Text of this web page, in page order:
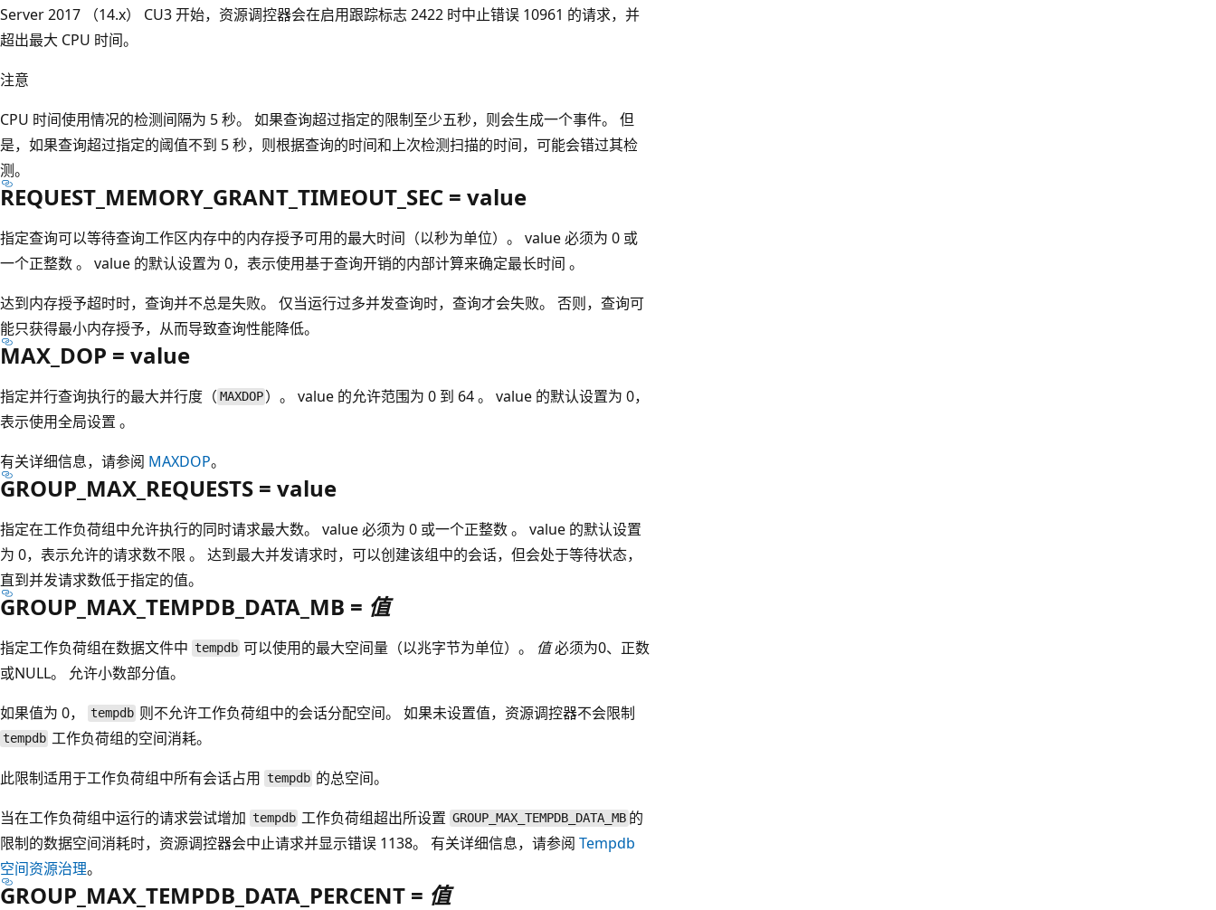
Server 2017 （14.x） CU3 开始，资源调控器会在启用跟踪标志 2422 时中止错误 10961 的请求，并
超出最大 CPU 时间。
注意
CPU 时间使用情况的检测间隔为 5 秒。 如果查询超过指定的限制至少五秒，则会生成一个事件。 但
是，如果查询超过指定的阈值不到 5 秒，则根据查询的时间和上次检测扫描的时间，可能会错过其检
测。
REQUEST_MEMORY_GRANT_TIMEOUT_SEC = value
指定查询可以等待查询工作区内存中的内存授予可用的最大时间（以秒为单位）。 value 必须为 0 或
一个正整数 。 value 的默认设置为 0，表示使用基于查询开销的内部计算来确定最长时间 。
达到内存授予超时时，查询并不总是失败。 仅当运行过多并发查询时，查询才会失败。 否则，查询可
能只获得最小内存授予，从而导致查询性能降低。
MAX_DOP = value
指定并行查询执行的最大并行度（ MAXDOP ）。 value 的允许范围为 0 到 64 。 value 的默认设置为 0，
表示使用全局设置 。
有关详细信息，请参阅 MAXDOP。
GROUP_MAX_REQUESTS = value
指定在工作负荷组中允许执行的同时请求最大数。 value 必须为 0 或一个正整数 。 value 的默认设置
为 0，表示允许的请求数不限 。 达到最大并发请求时，可以创建该组中的会话，但会处于等待状态，
直到并发请求数低于指定的值。
GROUP_MAX_TEMPDB_DATA_MB = 值
指定工作负荷组在数据文件中 tempdb 可以使用的最大空间量（以兆字节为单位）。 值必须为0、正数
或NULL。 允许小数部分值。
如果值为 0，
tempdb 则不允许工作负荷组中的会话分配空间。 如果未设置值，资源调控器不会限制
tempdb 工作负荷组的空间消耗。
此限制适用于工作负荷组中所有会话占用 tempdb 的总空间。
当在工作负荷组中运行的请求尝试增加 tempdb 工作负荷组超出所设置 GROUP_MAX_TEMPDB_DATA_MB 的
限制的数据空间消耗时，资源调控器会中止请求并显示错误 1138。 有关详细信息，请参阅 Tempdb
空间资源治理。
GROUP_MAX_TEMPDB_DATA_PERCENT = 值